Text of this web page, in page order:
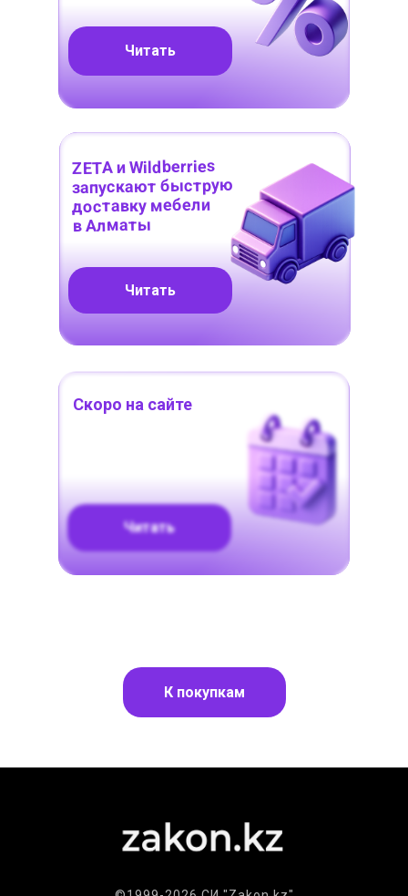
Читать
Читать
Читать
Скоро на сайте
ZETA и Wildberries
запускают быструю
доставку мебели
в Алматы
К покупкам